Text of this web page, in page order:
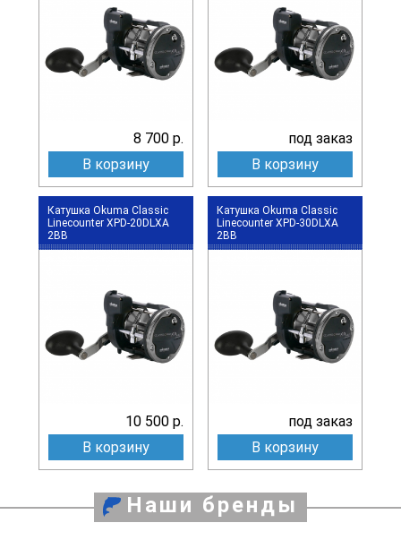
8 700 р.
В корзину
под заказ
В корзину
Катушка Okuma Classic
Linecounter XPD-20DLXA
2BB
10 500 р.
В корзину
Катушка Okuma Classic
Linecounter XPD-30DLXA
2BB
под заказ
В корзину
Наши бренды